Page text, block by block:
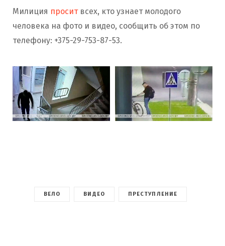
Милиция проситвсех, кто узнает молодого
человека на фото и видео, сообщить об этом по
телефону: +375-29-753-87-53.
ВЕЛО ВИДЕО ПРЕСТУПЛЕНИЕ